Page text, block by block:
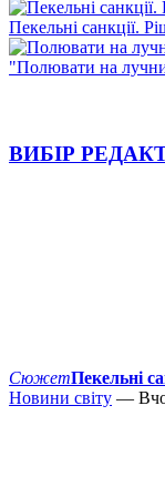
Пекельні санкції.
"Полювати на
ВИБІР
СюжетПекельні
Новини світу —